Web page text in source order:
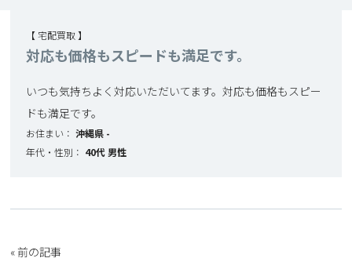
【 宅配買取 】
対応も価格もスピードも満足です。
いつも気持ちよく対応いただいてます。対応も価格もスピー
ドも満足です。
お住まい：沖縄県 -
年代・性別： 40代男性
« 前の記事